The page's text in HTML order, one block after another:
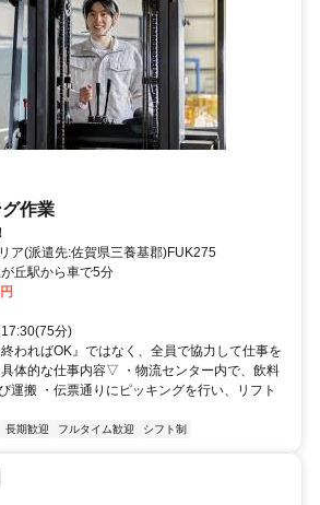
作業
ア(派遣先:佐賀県三養基郡)FUK275
丘駅から車で5分
分)
わればOK』ではなく、全員で協力して仕事を
体的な仕事内容▽ ・物流センター内で、飲料
運搬 ・伝票通りにピッキングを行い、リフト
長期歓迎 フルタイム歓迎 シフト制